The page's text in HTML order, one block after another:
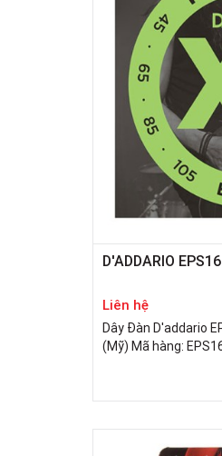
D'ADDARIO
Liên hệ
Dây Đàn D'addario
(Mỹ) Mã hàng: